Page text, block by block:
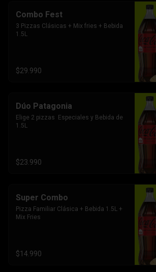
Combo Fest
3 Pizzas Clásicas + Mix fries + Bebida
1.5L
$29.990
Dúo Patagonia
Elige 2 pizzas  Especiales y Bebida de
1.5L
$23.990
Super Combo
Pizza Familiar Clásica + Bebida 1.5L +
Mix Fries
$14.990